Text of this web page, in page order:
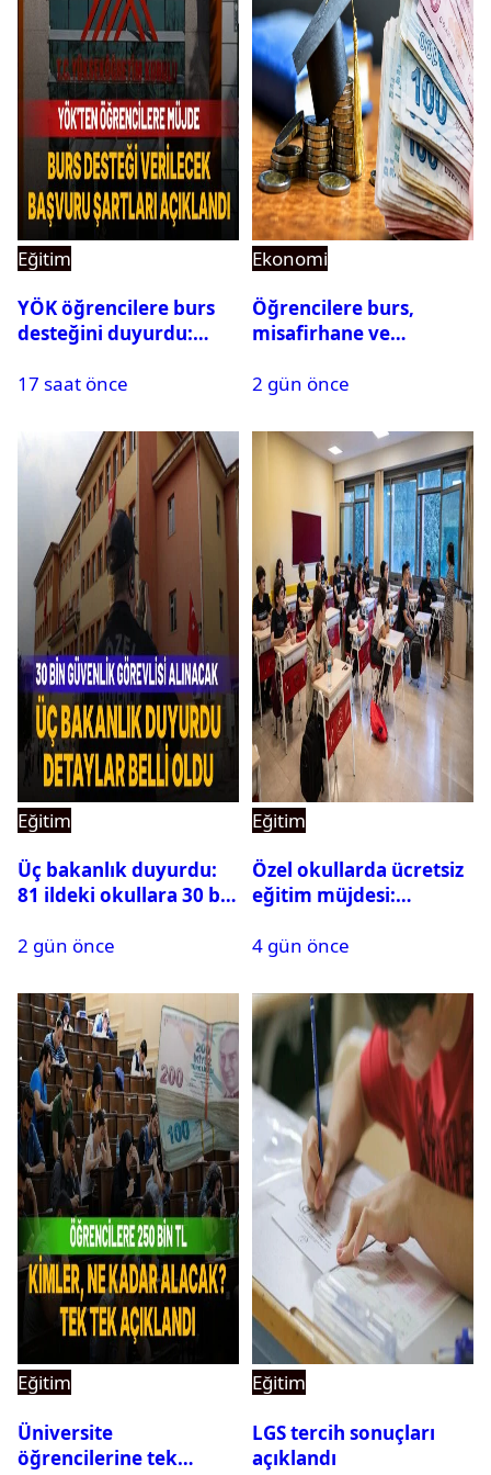
Eğitim
YÖK öğrencilere burs
desteğini duyurdu:
açıklandı
17 saat önce
Ekonomi
Öğrencilere burs,
misafirhane ve
Başvurular başladı
2 gün önce
Eğitim
Üç bakanlık duyurdu:
81 ildeki okullara 30 bin
alınacak
2 gün önce
Eğitim
Özel okullarda ücretsiz
eğitim müjdesi:
başladı
4 gün önce
Eğitim
Üniversite
öğrencilerine tek
Eğitim
LGS tercih sonuçları
açıklandı